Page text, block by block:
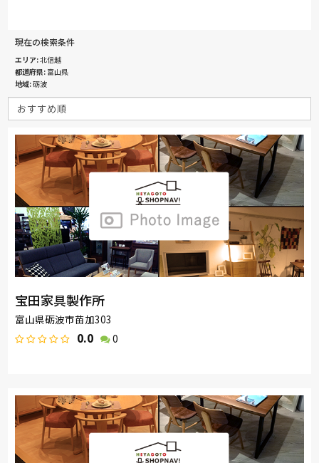
現在の検索条件
エリア 北信越
都道府県 富山県
地域 砺波
宝田家具製作所
富山県砺波市苗加303
0.0 0